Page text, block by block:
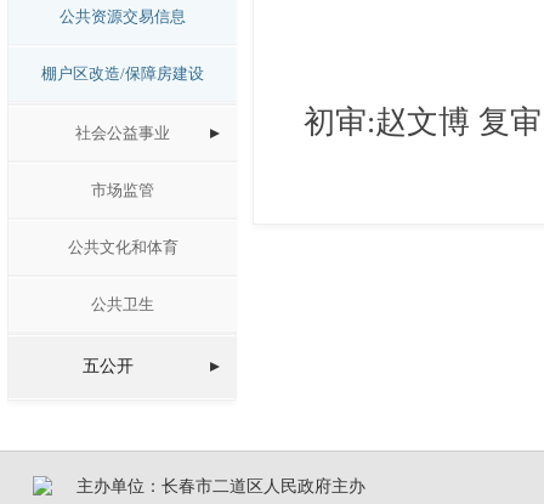
公共资源交易信息
棚户区改造/保障房建设
社会公益事业
市场监管
公共文化和体育
公共卫生
五公开
初审:赵文博 复
主办单位：长春市二道区人民政府主办